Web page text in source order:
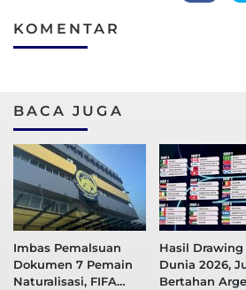
KOMENTAR
BACA JUGA
Imbas Pemalsuan
Dokumen 7 Pemain
Naturalisasi, FIFA
Hasil Drawing
Dunia 2026,
Bertahan